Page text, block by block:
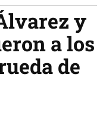
y
a los
de